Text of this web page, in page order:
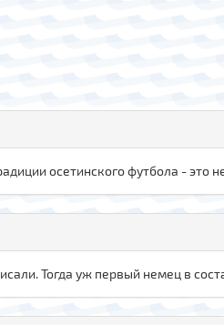
осетинского футбола - это
Тогда уж первый немец в